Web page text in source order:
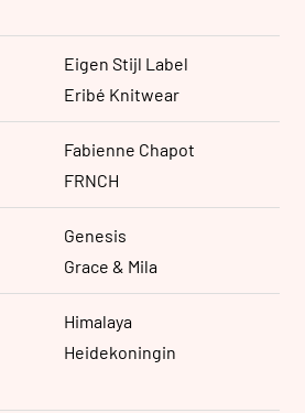
Eigen Stijl Label
Eribé Knitwear
Fabienne Chapot
FRNCH
Genesis
Grace & Mila
Himalaya
Heidekoningin